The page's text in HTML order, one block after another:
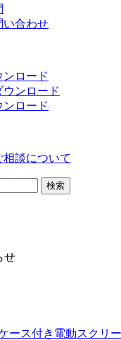
い合わせ
ロード
ンロード
ンロード
談について
検索
せ
ース付き電動スクリ